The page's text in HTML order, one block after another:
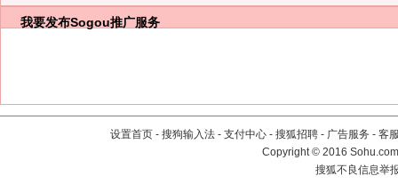
我要发布Sogou推广服务
设置首页 - 搜狗输入法 - 支付中心 - 搜狐招聘 - 广告服务 - 客
Copyright©2016
搜狐不良信息举